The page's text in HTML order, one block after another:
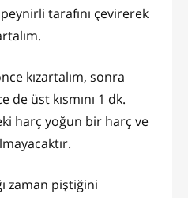
tarafını çevirerek
kızartalım, sonra
de üst kısmını 1 dk.
harç yoğun bir harç ve
zaman piştiğini